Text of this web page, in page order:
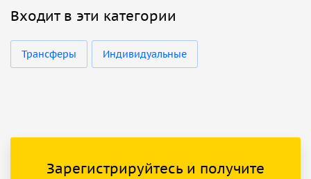
Входит в эти категории
Трансферы Индивидуальные
Зарегистрируйтесь и получите